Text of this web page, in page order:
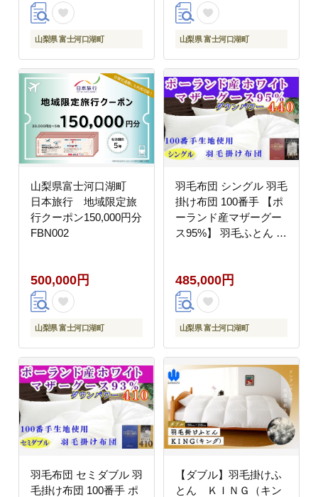
山梨県 富士河口湖町 山梨県 富士河口湖町
山梨県富士河口湖町
日本旅行 地域限定旅
行クーポン150,000円分
FBN002
500,000円
山梨県 富士河口湖町
羽毛布団 シングル 羽毛
掛け布団 100番手 【ポ
ーランド産マザーグー
ス95%】 羽毛ふとん 羽
毛布団 本掛け羽毛掛け
布団 寝具 冬用 羽毛布
団 FAG178
485,000円
山梨県 富士河口湖町
羽毛布団 セミダブル 羽
毛掛け布団 100番手 ポ
【ダブル】羽毛掛けふ
とん ＫＩＮＧ（キン